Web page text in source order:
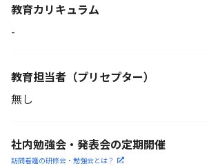
教育カリキュラム
-
教育担当者 （プリセプター）
無し
社内勉強会・発表会の定期開催
訪問看護の研修会・勉強会とは？